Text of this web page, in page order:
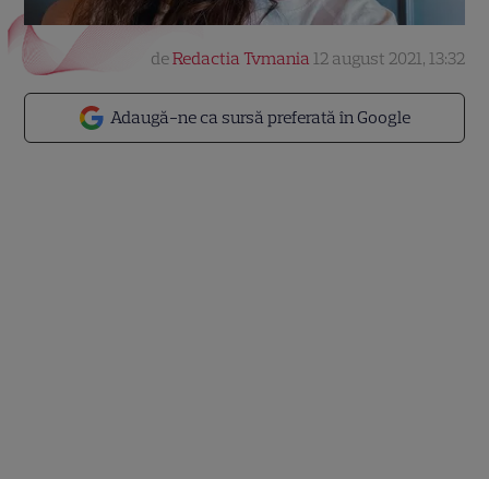
Adaugă-ne ca sursă preferată în Google
deRedactia Tvmania 12 august 2021, 13:32